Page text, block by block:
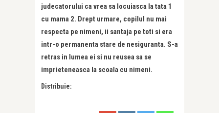
judecatorului ca vrea sa locuiasca la tata 1
cu mama 2. Drept urmare, copilul nu mai
respecta pe nimeni, ii santaja pe toti si era
intr-o permanenta stare de nesiguranta. S-a
retras in lumea ei si nu reusea sa se
imprieteneasca la scoala cu nimeni.
Distribuie: